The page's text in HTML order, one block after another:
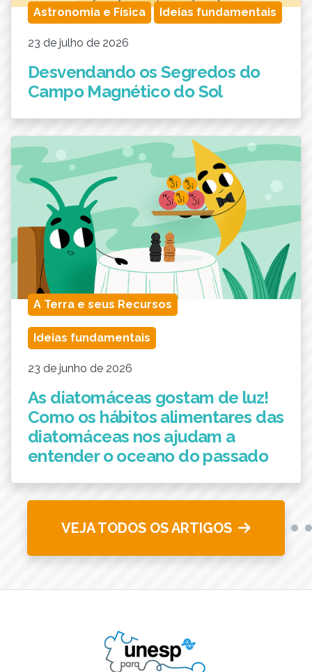
Astronomia e Física Ideias fundamentais
23 de julho de 2026
Desvendando os Segredos do
Campo Magnético do Sol
A Terra e seus Recursos
Ideias fundamentais
23 de junho de 2026
As diatomáceas gostam de luz!
Como os hábitos alimentares das
diatomáceas nos ajudam a
entender o oceano do passado
VEJA TODOS OS ARTIGOS